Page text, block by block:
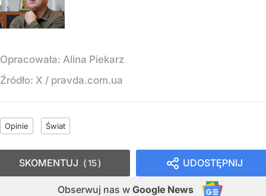
Opracowała: Alina Piekarz
Źródło: X / pravda.com.ua
Opinie Świat
UDOSTĘPNIJ
Obserwuj nas w Google News
SKOMENTUJ 15